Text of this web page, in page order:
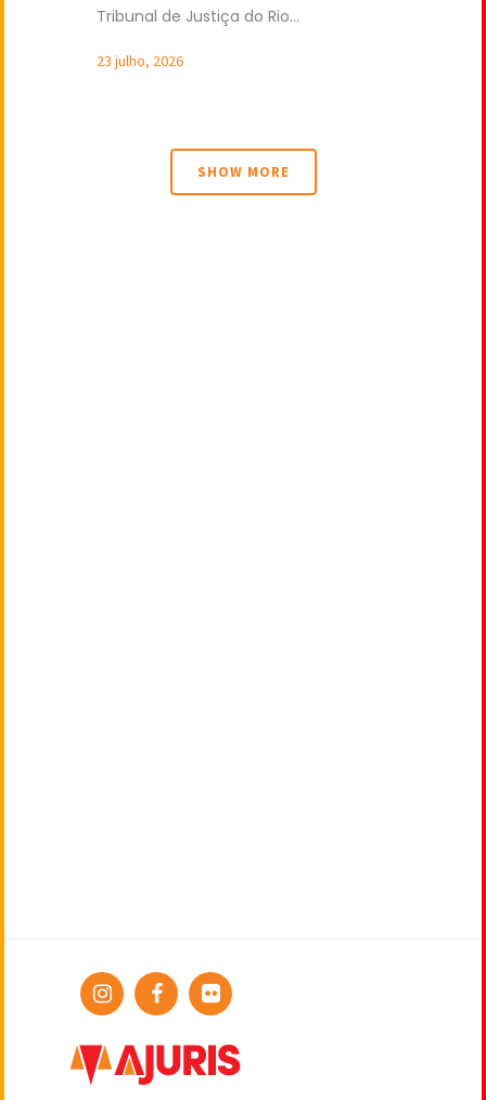
Tribunal de Justiça do Rio...
23 julho, 2026
SHOW MORE